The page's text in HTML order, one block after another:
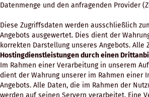
Datenmenge und den anfragenden Provider
Diese Zugriffsdaten werden ausschließlich
Angebots ausgewertet. Dies dient der
korrekten Darstellung unseres Angebots.
Hostingdienstleistungen durch einen
Im Rahmen einer Verarbeitung in unserem
dient der Wahrung unserer im Rahmen einer
Angebots. Alle Daten, die im Rahmen der
werden auf seinen Servern verarbeitet. Eine